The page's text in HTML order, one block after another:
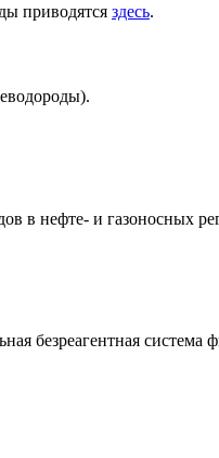
приводятся здесь.
в нефте- и
безреагентная